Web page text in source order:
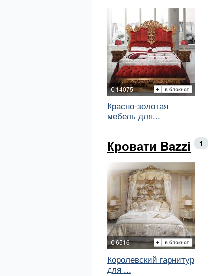
€ 14075
Красно-золотая
мебель для...
Кровати Bazzi 1
€ 6516
Королевский гарнитур
для ...